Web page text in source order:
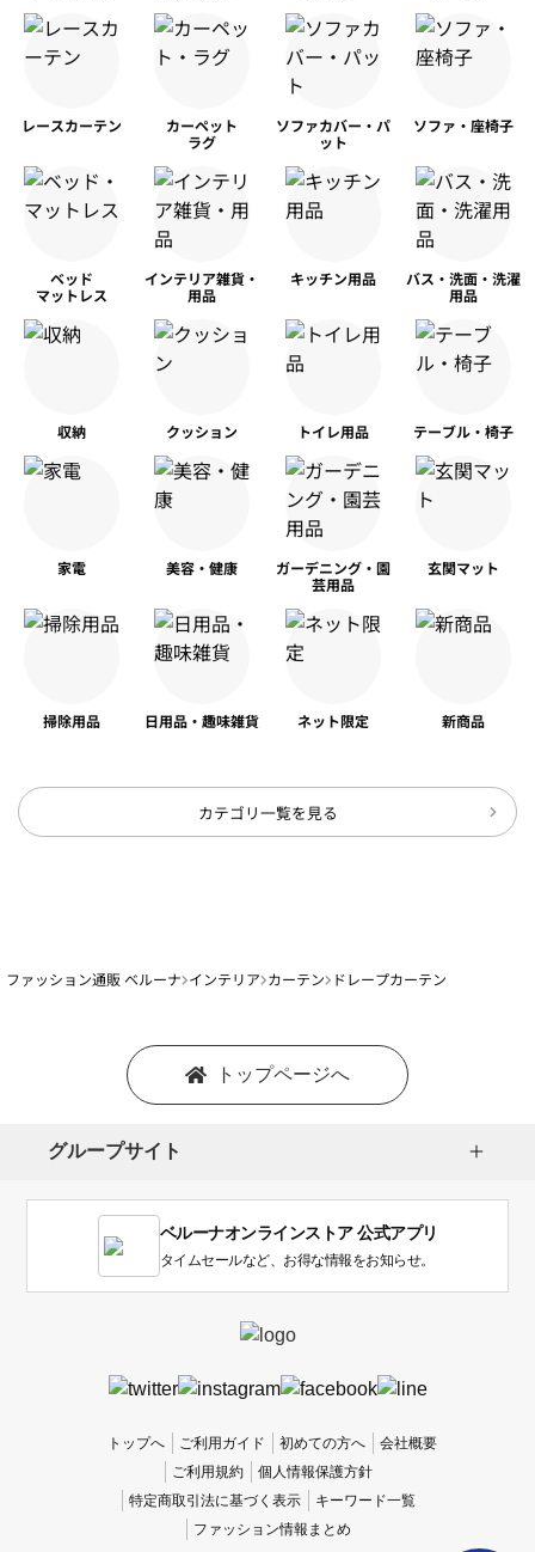
レースカーテン
カーペット
ラグ
ソファカバー・パ
ット
ソファ・座椅子
ベッド
マットレス
インテリア雑貨・
用品
キッチン用品
バス・洗面・洗濯
用品
収納 クッション トイレ用品 テーブル・椅子
家電 美容・健康
ガーデニング・園
芸用品
玄関マット
掃除用品 日用品・趣味雑貨 ネット限定 新商品
カテゴリ一覧を見る
ファッション通販 ベルーナ インテリア カーテン ドレープカーテン
トップページへ
グループサイト
ベルーナオンラインストア 公式アプリ
タイムセールなど、お得な情報をお知らせ。
トップへ ご利用ガイド 初めての方へ
会社概要
ご利用規約
個人情報保護方針
特定商取引法に基づく表示
キーワード一覧
ファッション情報まとめ